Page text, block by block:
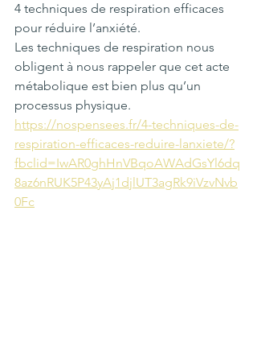
4 techniques de respiration efficaces
pour réduire l’anxiété.
Les techniques de respiration nous
obligent à nous rappeler que cet acte
métabolique est bien plus qu’un
processus physique.
https://nospensees.fr/4-techniques-de-
respiration-efficaces-reduire-lanxiete/?
fbclid=IwAR0ghHnVBqoAWAdGsYl6dq
8az6nRUK5P43yAj1djlUT3agRk9iVzvNvb
0Fc